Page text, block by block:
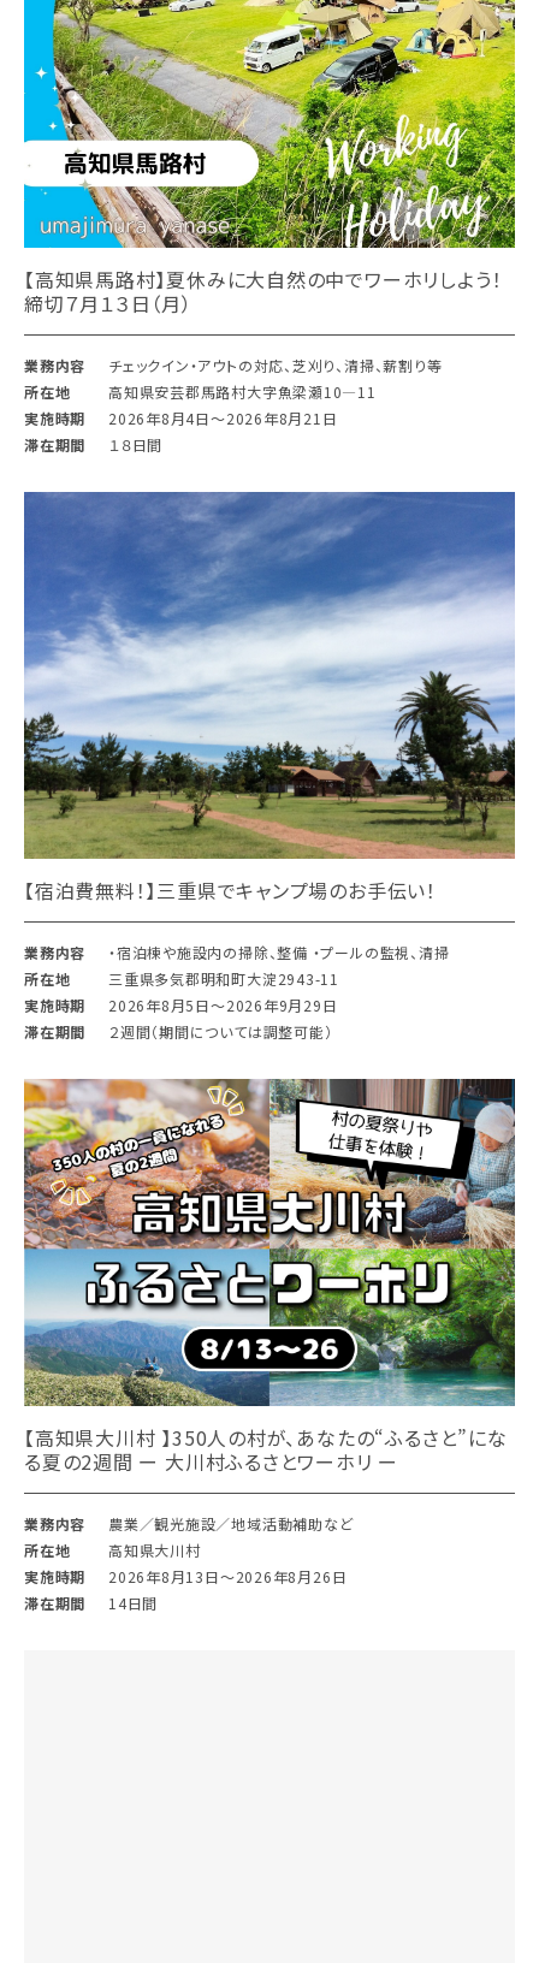
【高知県馬路村】夏休みに大自然の中でワーホリしよう！
締切７月１３日（月）
業務内容
チェックイン・アウトの対応、芝刈り、清掃、薪割り等
所在地
高知県安芸郡馬路村大字魚梁瀬10―11
実施時期
2026年8月4日〜2026年8月21日
滞在期間
１８日間
【宿泊費無料！】三重県でキャンプ場のお手伝い！
業務内容
・宿泊棟や施設内の掃除、整備 ・プールの監視、清掃
所在地
三重県多気郡明和町大淀2943-11
実施時期
2026年8月5日〜2026年9月29日
滞在期間
２週間（期間については調整可能）
【高知県大川村 】350人の村が、あなたの“ふるさと”にな
る夏の2週間 ー 大川村ふるさとワーホリ ー
業務内容
農業／観光施設／地域活動補助など
所在地
高知県大川村
実施時期
2026年8月13日〜2026年8月26日
滞在期間
14日間